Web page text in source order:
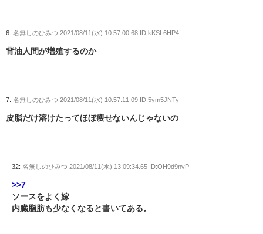
6: 名無しのひみつ 2021/08/11(水) 10:57:00.68 ID:kKSL6HP4
背油人間が増殖するのか
7: 名無しのひみつ 2021/08/11(水) 10:57:11.09 ID:5ym5JNTy
皮脂だけ溶けたってほぼ痩せないんじゃないの
32: 名無しのひみつ 2021/08/11(水) 13:09:34.65 ID:OH9d9nvP
>>7
ソースをよく嫁
内臓脂肪も少なくなると書いてある。